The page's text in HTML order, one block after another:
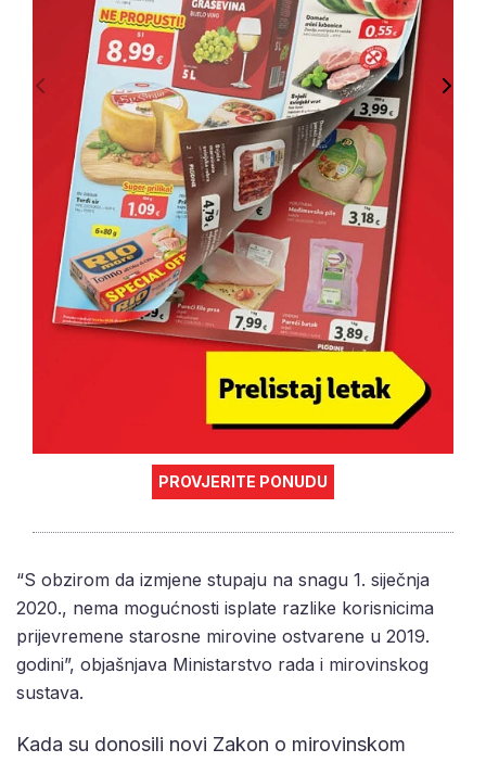
PROVJERITE PONUDU
“S obzirom da izmjene stupaju na snagu 1. siječnja
2020., nema mogućnosti isplate razlike korisnicima
prijevremene starosne mirovine ostvarene u 2019.
godini”, objašnjava Ministarstvo rada i mirovinskog
sustava.
Kada su donosili novi Zakon o mirovinskom